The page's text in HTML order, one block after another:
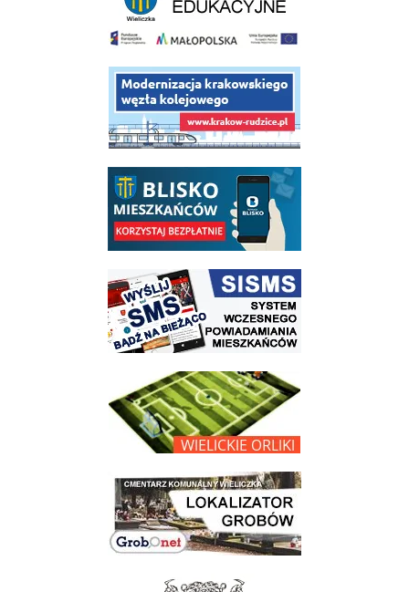
link do opisu projektu budowy linii kolejowej Krakow Rudzice
link do opisu aplikacji - BLISKO, Gmina Wieliczka w aplikacji Blisko
link do strony systemu wczesnego ostrzegania mieszkańców SISMS
link do opisu projektu Wielickie Orliki
link do lokalizatora grobów na wielickim cmentarzu - grobnet
link do strony - Muzeum Żup Krakowskich Wieliczka